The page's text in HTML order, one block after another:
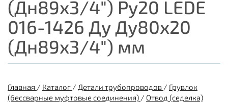
(Дн89х3/4") Ру20 LEDE
016-1426 Ду Ду80х20
(Дн89х3/4") мм
Главная / Каталог / Детали трубопроводов / Грувлок
(бессварные муфтовые соединения) / Отвод (седелка)